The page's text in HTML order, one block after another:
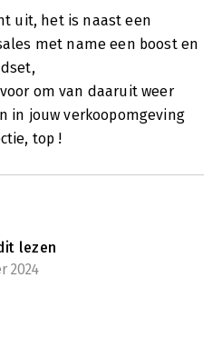
uit, het is naast een
met name een boost en
om van daaruit weer
in jouw verkoopomgeving
top !
lezen
2024